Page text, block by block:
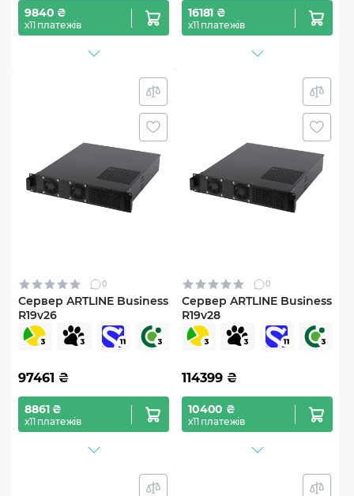
9840 ₴
х11 платежів
16181 ₴
х11 платежів
0
Сервер ARTLINE Business
R19v26
97461 ₴
8861 ₴
х11 платежів
0
Сервер ARTLINE Business
R19v28
114399 ₴
10400 ₴
х11 платежів